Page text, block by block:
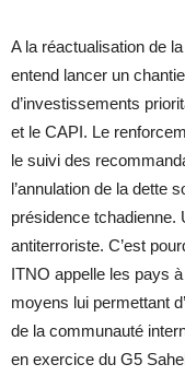
A la réactualisation de
entend lancer un
d’investissements
et le CAPI. Le
le suivi des
l’annulation de la dette
présidence tchadienne.
antiterroriste. C’est
ITNO appelle les pays
moyens lui permettant
de la communauté
en exercice du G5